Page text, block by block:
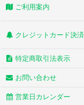
ご利用案内
クレジットカード決済
特定商取引法表示
お問い合わせ
営業日カレンダー